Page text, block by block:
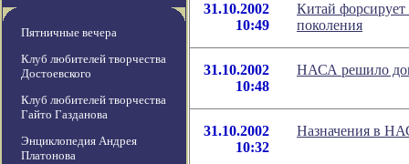
Пятничные вечера
Клуб любителей творчества
Достоевского
Клуб любителей творчества
Гайто Газданова
Энциклопедия Андрея
Платонова
31.10.2002
10:49
Китай форсирует
поколения
31.10.2002
10:48
НАСА решило
31.10.2002
10:32
Назначения в